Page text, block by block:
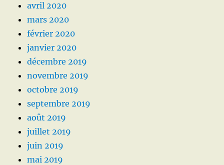
avril 2020
mars 2020
février 2020
janvier 2020
décembre 2019
novembre 2019
octobre 2019
septembre 2019
août 2019
juillet 2019
juin 2019
mai 2019